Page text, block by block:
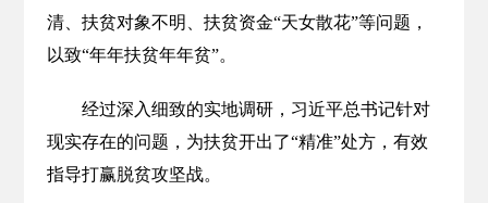
清、扶贫对象不明、扶贫资金“天女散花”等问题，
以致“年年扶贫年年贫”。
经过深入细致的实地调研，习近平总书记针对
现实存在的问题，为扶贫开出了“精准”处方，有效
指导打赢脱贫攻坚战。